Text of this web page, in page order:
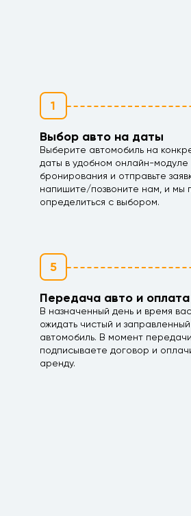
1
Выбор авто на даты
Выберите автомобиль на
даты в удобном онлайн-модуле
бронирования и отправьте
напишите/позвоните нам, и мы
определиться с выбором.
5
Передача авто и оплата
В назначенный день и время
ожидать чистый и заправленный
автомобиль. В момент
подписываете договор и
аренду.